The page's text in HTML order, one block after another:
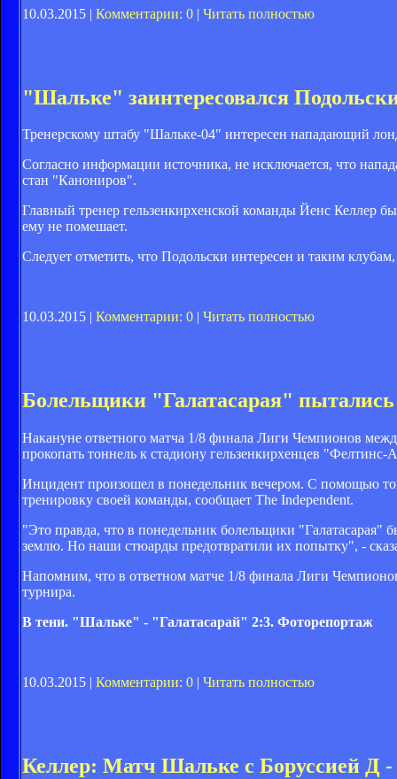
10.03.2015 | Комментарии: 0 | Читать полностью
"Шальке" заинтересовался
Тренерскому штабу "Шальке-04" интересен нападающий
Согласно информации источника, не исключается, что
стан "Канониров".
Главный тренер гельзенкирхенской команды Йенс Келлер
ему не помешает.
Следует отметить, что Подольски интересен и таким
10.03.2015 | Комментарии: 0 | Читать полностью
Болельщики "Галатасарая"
Накануне ответного матча 1/8 финала Лиги Чемпионов
прокопать тоннель к стадиону гельзенкирхенцев "Фелтинс-
Инцидент произошел в понедельник вечером. С помощью
тренировку своей команды, сообщает The Independent.
"Это правда, что в понедельник болельщики
землю. Но наши стюарды предотвратили их попытку", -
Напомним, что в ответном матче 1/8 финала Лиги
турнира.
В тени. "Шальке" - "Галатасарай" 2:3. Фоторепортаж
10.03.2015 | Комментарии: 0 | Читать полностью
Келлер: Матч Шальке с Боруссией Д